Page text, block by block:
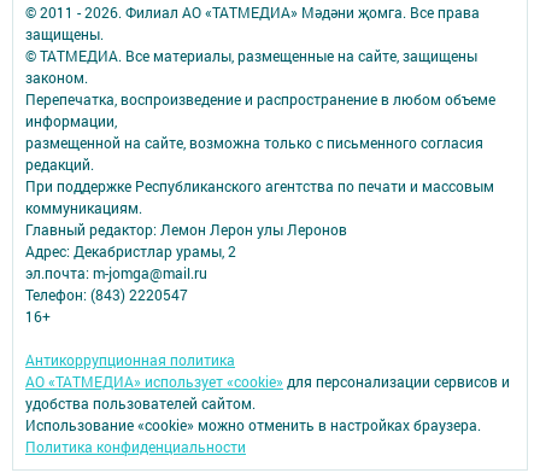
© 2011 - 2026. Филиал АО «ТАТМЕДИА» Мәдәни җомга. Все права
защищены.
© ТАТМЕДИА. Все материалы, размещенные на сайте, защищены
законом.
Перепечатка, воспроизведение и распространение в любом объеме
информации,
размещенной на сайте, возможна только с письменного согласия
редакций.
При поддержке Республиканского агентства по печати и массовым
коммуникациям.
Главный редактор: Лемон Лерон улы Леронов
Адрес: Декабристлар урамы, 2
эл.почта: m-jomga@mail.ru
Телефон: (843) 2220547
16+
Антикоррупционная политика
АО «ТАТМЕДИА» использует «cookie» для персонализации сервисов и
удобства пользователей сайтом.
Использование «cookie» можно отменить в настройках браузера.
Политика конфиденциальности